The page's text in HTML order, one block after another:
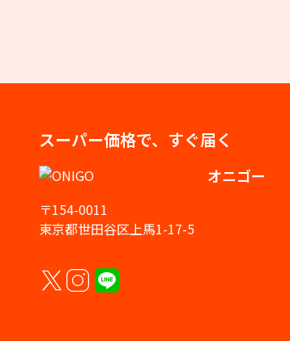
スーパー価格で、すぐ届く
オニゴー
〒154-0011
東京都世田谷区上馬1-17-5